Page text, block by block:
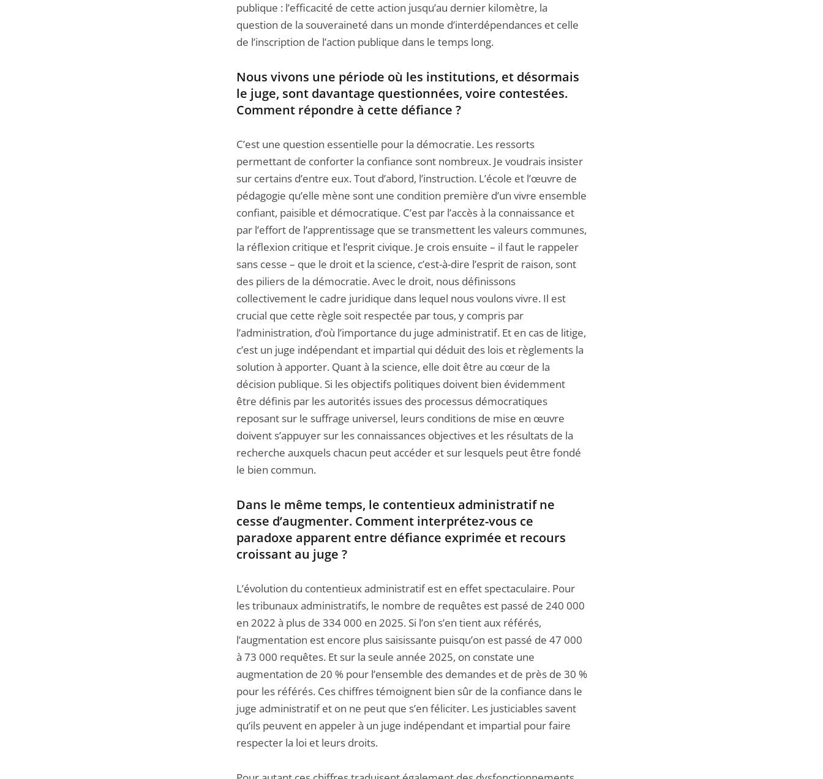
publique : l’efficacité de cette action jusqu’au dernier kilomètre, la
question de la souveraineté dans un monde d’interdépendances et celle
de l’inscription de l’action publique dans le temps long.
Nous vivons une période où les institutions, et désormais
le juge, sont davantage questionnées, voire contestées.
Comment répondre à cette défiance ?
C’est une question essentielle pour la démocratie. Les ressorts
permettant de conforter la confiance sont nombreux. Je voudrais insister
sur certains d’entre eux. Tout d’abord, l’instruction. L’école et l’œuvre de
pédagogie qu’elle mène sont une condition première d’un vivre ensemble
confiant, paisible et démocratique. C’est par l’accès à la connaissance et
par l’effort de l’apprentissage que se transmettent les valeurs communes,
la réflexion critique et l’esprit civique. Je crois ensuite – il faut le rappeler
sans cesse – que le droit et la science, c’est-à-dire l’esprit de raison, sont
des piliers de la démocratie. Avec le droit, nous définissons
collectivement le cadre juridique dans lequel nous voulons vivre. Il est
crucial que cette règle soit respectée par tous, y compris par
l’administration, d’où l’importance du juge administratif. Et en cas de litige,
c’est un juge indépendant et impartial qui déduit des lois et règlements la
solution à apporter. Quant à la science, elle doit être au cœur de la
décision publique. Si les objectifs politiques doivent bien évidemment
être définis par les autorités issues des processus démocratiques
reposant sur le suffrage universel, leurs conditions de mise en œuvre
doivent s’appuyer sur les connaissances objectives et les résultats de la
recherche auxquels chacun peut accéder et sur lesquels peut être fondé
le bien commun.
Dans le même temps, le contentieux administratif ne
cesse d’augmenter. Comment interprétez-vous ce
paradoxe apparent entre défiance exprimée et recours
croissant au juge ?
L’évolution du contentieux administratif est en effet spectaculaire. Pour
les tribunaux administratifs, le nombre de requêtes est passé de 240 000
en 2022 à plus de 334 000 en 2025. Si l’on s’en tient aux référés,
l’augmentation est encore plus saisissante puisqu’on est passé de 47 000
à 73 000 requêtes. Et sur la seule année 2025, on constate une
augmentation de 20 % pour l’ensemble des demandes et de près de 30 %
pour les référés. Ces chiffres témoignent bien sûr de la confiance dans le
juge administratif et on ne peut que s’en féliciter. Les justiciables savent
qu’ils peuvent en appeler à un juge indépendant et impartial pour faire
respecter la loi et leurs droits.